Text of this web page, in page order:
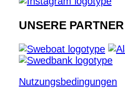
UNSERE PARTNER
Nutzungsbedingungen